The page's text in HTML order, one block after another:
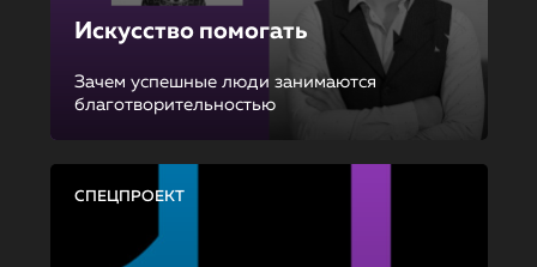
Искусство помогать
Зачем успешные люди занимаются
благотворительностью
СПЕЦПРОЕКТ